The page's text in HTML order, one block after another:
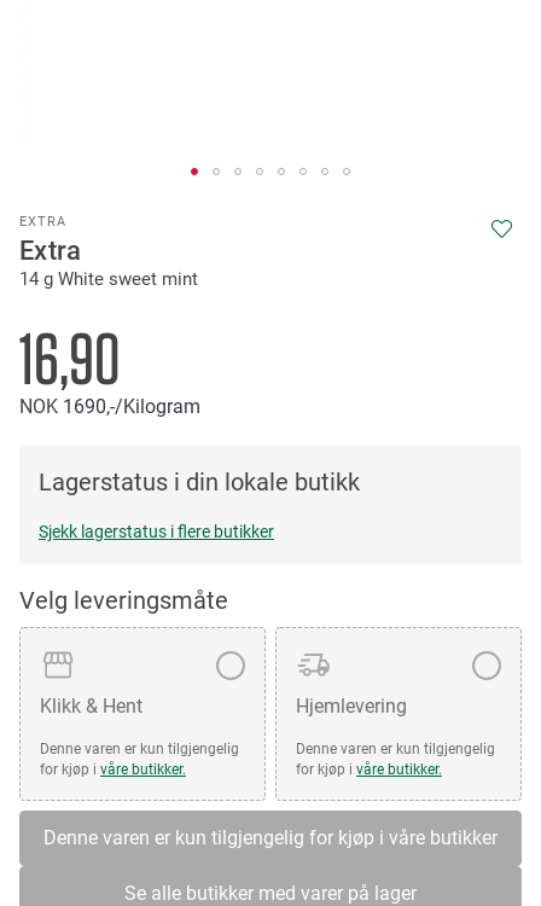
EXTRA
Extra
14 g White sweet mint
16,90
NOK 1690,-/Kilogram
Lagerstatus i din lokale butikk
Sjekk lagerstatus i flere butikker
Velg leveringsmåte
Klikk & Hent
Denne varen er kun tilgjengelig
for kjøp i våre butikker.
Hjemlevering
Denne varen er kun tilgjengelig
for kjøp i våre butikker.
Denne varen er kun tilgjengelig for kjøp i våre butikker
Se alle butikker med varer på lager
to
the
beginning
the
images
gallery